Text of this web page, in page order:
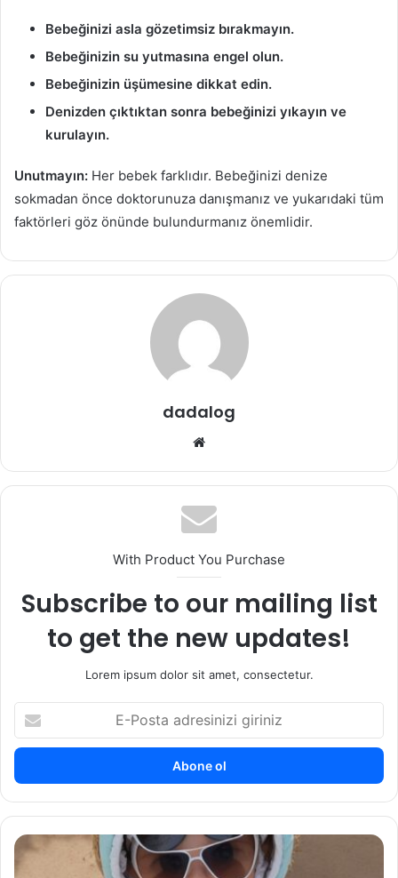
Bebeğinizi asla gözetimsiz bırakmayın.
Bebeğinizin su yutmasına engel olun.
Bebeğinizin üşümesine dikkat edin.
Denizden çıktıktan sonra bebeğinizi yıkayın ve
kurulayın.
Unutmayın: Her bebek farklıdır. Bebeğinizi denize
sokmadan önce doktorunuza danışmanız ve yukarıdaki tüm
faktörleri göz önünde bulundurmanız önemlidir.
dadalog
sit
esi
With Product You Purchase
Subscribe to our mailing list
to get the new updates!
Lorem ipsum dolor sit amet, consectetur.
P
s
t
a
B